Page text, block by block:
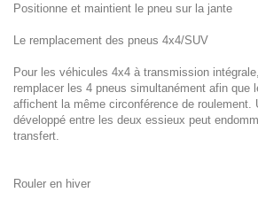
Positionne et maintient le pneu sur la jante
Le remplacement des pneus 4x4/SUV
Pour les véhicules 4x4 à transmission
remplacer les 4 pneus simultanément afin que
affichent la même circonférence de roulement.
développé entre les deux essieux peut
transfert.
Rouler en hiver